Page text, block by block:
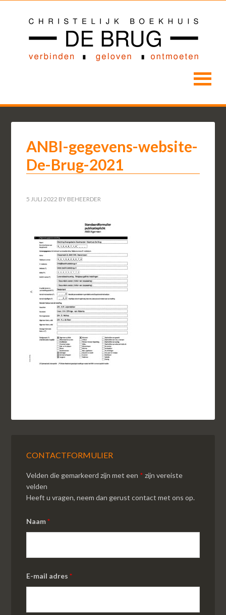
ANBI-gegevens-website-
De-Brug-2021
5 JULI 2022 BY BEHEERDER
CONTACTFORMULIER
Velden die gemarkeerd zijn met een * zijn vereiste
velden
Heeft u vragen, neem dan gerust contact met ons op.
Naam*
E-mail adres*